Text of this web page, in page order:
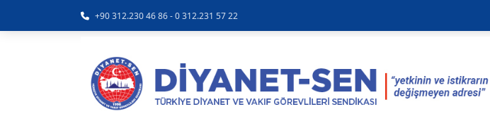
+90 312.230 46 86 - 0 312.231 57 22